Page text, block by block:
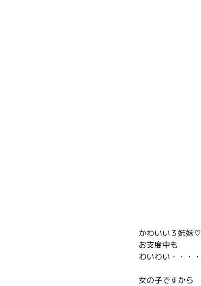
かわいい３姉妹♡
お支度中も
わいわい・・・
女の子ですから